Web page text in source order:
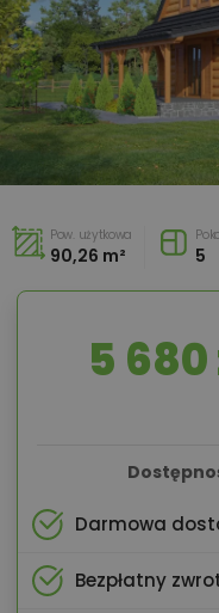
Pow. użytkowa
90,26 m² 5
5 680
Darmowa
Bezpłatny